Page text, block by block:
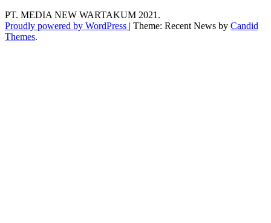
PT. MEDIA NEW WARTAKUM 2021.
Proudly powered by WordPress | Theme: Recent News by Candid
Themes.